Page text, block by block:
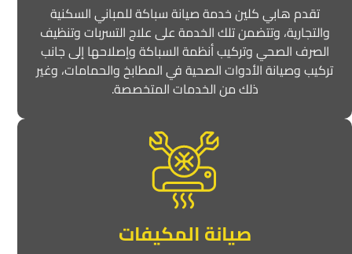
تقدم هابي كلين خدمة صيانة سباكة للمباني السكنية
والتجارية، وتتضمن تلك الخدمة على علاج التسربات وتنظيف
الصرف الصحي وتركيب أنظمة السباكة وإصلاحها إلى جانب
تركيب وصيانة الأدوات الصحية في المطابخ والحمامات، وغير
ذلك من الخدمات المتخصصة.
صيانة المكيفات